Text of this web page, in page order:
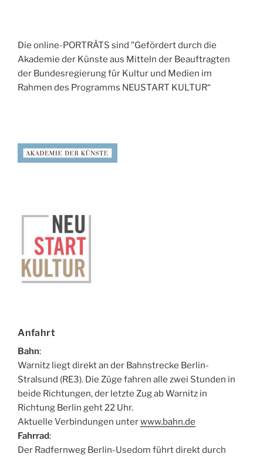
Die online-PORTRÄTS sind "Gefördert durch die
Akademie der Künste aus Mitteln der Beauftragten
der Bundesregierung für Kultur und Medien im
Rahmen des Programms NEUSTART KULTUR“
Anfahrt
Bahn:
Warnitz liegt direkt an der Bahnstrecke Berlin-
Stralsund (RE3). Die Züge fahren alle zwei Stunden in
beide Richtungen, der letzte Zug ab Warnitz in
Richtung Berlin geht 22 Uhr.
Aktuelle Verbindungen unterwww.bahn.de
Fahrrad:
Der Radfernweg Berlin-Usedom führt direkt durch